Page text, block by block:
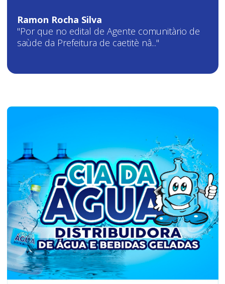
Ramon Rocha Silva
"Por que no edital de Agente comunitàrio de
saùde da Prefeitura de caetitè nâ..."